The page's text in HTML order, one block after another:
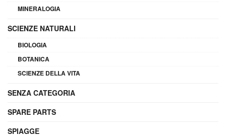
MINERALOGIA
SCIENZE NATURALI
BIOLOGIA
BOTANICA
SCIENZE DELLA VITA
SENZA CATEGORIA
SPARE PARTS
SPIAGGE